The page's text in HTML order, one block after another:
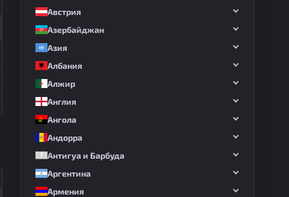
Австрия
Азербайджан
Азия
Албания
Алжир
Англия
Ангола
Андорра
Антигуа и Барбуда
Аргентина
Армения